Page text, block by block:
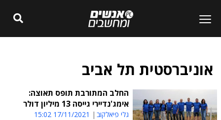
אוניברסטית תל אביב
החלב המתורבת תופס תאוצה:
אימג'נדיירי גייסה 13 מיליון דולר
גלי פיאלקוב 17/11/2021 15:02